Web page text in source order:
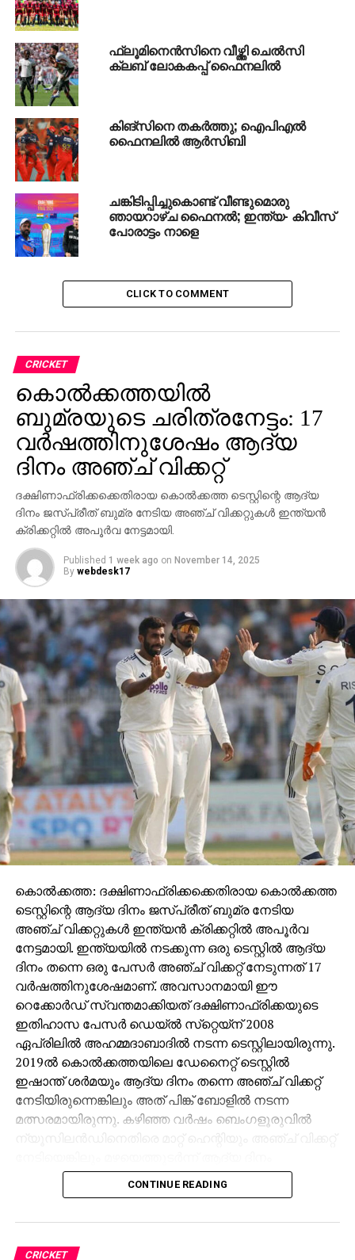
DON'T MISS
ലോഡ്ജില്‍ മയക്കുമരുന്നുമായി എത്തി; കണ്ണൂരില്‍
കമിതാക്കള്‍ അറസ്റ്റില്‍ഫ്ലൂമിനെൻസിനെ വീഴ്ത്തി ചെൽസി
ക്ലബ് ലോകകപ്പ് ഫൈനലിൽ
കിങ്സിനെ തകര്‍ത്തു; ഐപിഎല്‍
ഫൈനലില്‍ ആര്‍സിബി
ചങ്കിടിപ്പിച്ചുകൊണ്ട് വീണ്ടുമൊരു
ഞായറാഴ്ച ഫൈനല്‍; ഇന്ത്യ- കിവീസ്
പോരാട്ടം നാളെ
CLICK TO COMMENT
CRICKET
കൊല്‍ക്കത്തയില്‍
ബുമ്രയുടെ ചരിത്രനേട്ടം: 17
വര്‍ഷത്തിനുശേഷം ആദ്യ
ദിനം അഞ്ച് വിക്കറ്റ്
ദക്ഷിണാഫ്രിക്കക്കെതിരായ കൊല്‍ക്കത്ത ടെസ്റ്റിന്റെ ആദ്യ
ദിനം ജസ്പ്രീത് ബുമ്ര നേടിയ അഞ്ച് വിക്കറ്റുകള്‍ ഇന്ത്യന്‍
ക്രിക്കറ്റില്‍ അപൂര്‍വ നേട്ടമായി.
Published 1 week ago on November 14, 2025
By webdesk17
കൊല്‍ക്കത്ത: ദക്ഷിണാഫ്രിക്കക്കെതിരായ കൊല്‍ക്കത്ത
ടെസ്റ്റിന്റെ ആദ്യ ദിനം ജസ്പ്രീത് ബുമ്ര നേടിയ
അഞ്ച് വിക്കറ്റുകള്‍ ഇന്ത്യന്‍ ക്രിക്കറ്റില്‍ അപൂര്‍വ
നേട്ടമായി. ഇന്ത്യയില്‍ നടക്കുന്ന ഒരു ടെസ്റ്റില്‍ ആദ്യ
ദിനം തന്നെ ഒരു പേസര്‍ അഞ്ച് വിക്കറ്റ് നേടുന്നത് 17
വര്‍ഷത്തിനുശേഷമാണ്. അവസാനമായി ഈ
റെക്കോര്‍ഡ് സ്വന്തമാക്കിയത് ദക്ഷിണാഫ്രിക്കയുടെ
ഇതിഹാസ പേസര്‍ ഡെയ്ല്‍ സ്‌റ്റെയ്‌ന് 2008
ഏപ്രിലില്‍ അഹമ്മദാബാദില്‍ നടന്ന ടെസ്റ്റിലായിരുന്നു.
2019ല്‍ കൊല്‍ക്കത്തയിലെ ഡേനൈറ്റ് ടെസ്റ്റില്‍
ഇഷാന്ത് ശര്‍മയും ആദ്യ ദിനം തന്നെ അഞ്ച് വിക്കറ്റ്
നേടിയിരുന്നെങ്കിലും അത് പിങ്ക് ബോളില്‍ നടന്ന
മത്സരമായിരുന്നു. കഴിഞ്ഞ വര്‍ഷം ബെംഗളൂരുവില്‍
പൂര്‍ണമായി നഷ്ടമായതിനാല്‍ അത് സാങ്കേതികമായി
രണ്ടാം ദിനം നേടിയ നേട്ടമായി കണക്കാക്കപ്പെട്ടു. ഇന്ന്
കൂടുതല്‍ അഞ്ച് വിക്കറ്റ് നേടിയ ഇന്ത്യന്‍
CONTINUE READING
CRICKET